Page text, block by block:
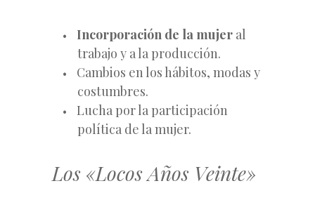
Incorporación de la mujer al
trabajo y a la producción.
Cambios en los hábitos, modas y
costumbres.
Lucha por la participación
política de la mujer.
Los «Locos Años Veinte»